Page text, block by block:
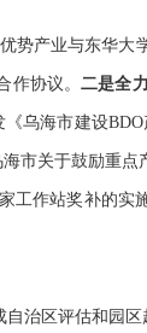
势产业与东华
作协议。二是全
《乌海市建设BDO
海市关于鼓励重点
工作站奖补的实
自治区评估和园